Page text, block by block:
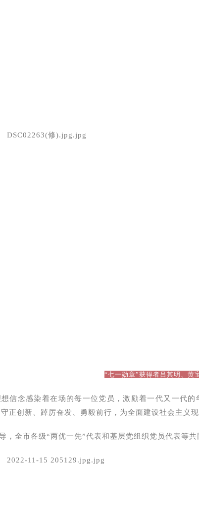
“七一勋章”获得者吕其明、黄
信念感染着在场的每一位党员，激励着一代又一代
正创新、踔厉奋发、勇毅前行，为全面建设社会主义
，全市各级“两优一先”代表和基层党组织党员代表等共